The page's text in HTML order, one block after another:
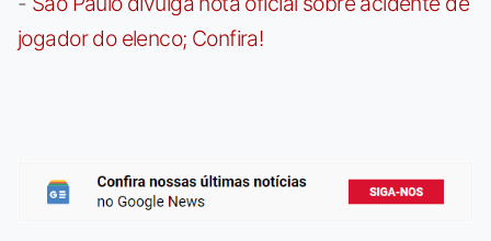
jogador do elenco; Confira!